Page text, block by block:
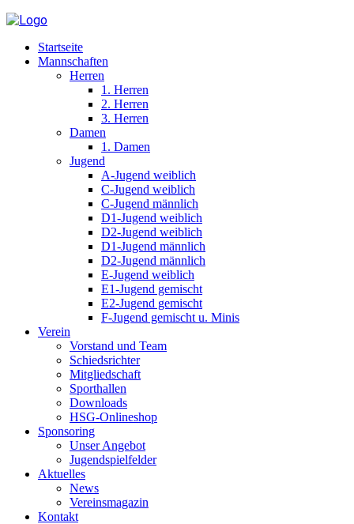
Startseite
Mannschaften
Herren
1. Herren
2. Herren
3. Herren
Damen
1. Damen
Jugend
A-Jugend weiblich
C-Jugend weiblich
C-Jugend männlich
D1-Jugend weiblich
D2-Jugend weiblich
D1-Jugend männlich
D2-Jugend männlich
E-Jugend weiblich
E1-Jugend gemischt
E2-Jugend gemischt
F-Jugend gemischt u. Minis
Verein
Vorstand und Team
Schiedsrichter
Mitgliedschaft
Sporthallen
Downloads
HSG-Onlineshop
Sponsoring
Unser Angebot
Jugendspielfelder
Aktuelles
News
Vereinsmagazin
Kontakt